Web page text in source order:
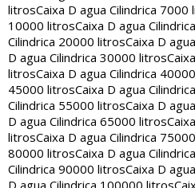
litrosCaixa D agua Cilindrica 7000
10000 litrosCaixa D agua
Cilindrica 20000 litrosCaixa D
D agua Cilindrica 30000 litros
litrosCaixa D agua Cilindrica
45000 litrosCaixa D agua
Cilindrica 55000 litrosCaixa D
D agua Cilindrica 65000 litros
litrosCaixa D agua Cilindrica
80000 litrosCaixa D agua
Cilindrica 90000 litrosCaixa D